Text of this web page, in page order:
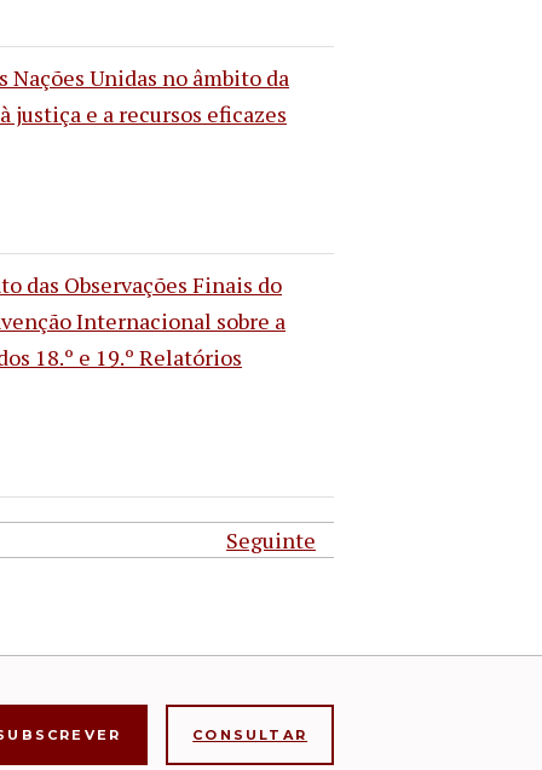
Nações Unidas no âmbito da
justiça e a recursos eficazes
das Observações Finais do
Internacional sobre a
18.º e 19.º Relatórios
Seguinte
CONSULTAR